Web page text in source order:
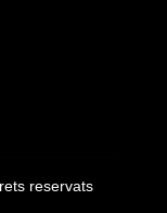
reservats